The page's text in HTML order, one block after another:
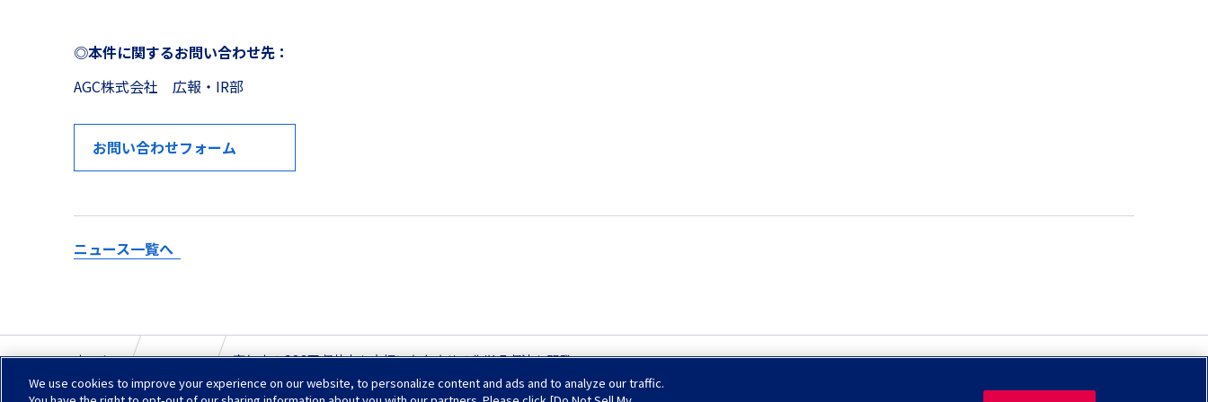
◎本件に関するお問い合わせ先：
AGC株式会社 広報・IR部
お問い合わせフォーム
ニュース一覧へ
ホーム ニュース 空気中のCO2回収効率を大幅に向上させる化学吸収液を開発
We use cookies to improve your experience on our website, to personalize content and ads and to analyze our traffic.